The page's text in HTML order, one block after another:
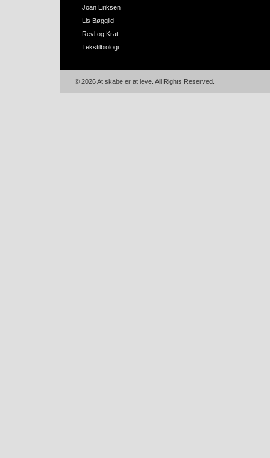
Joan Eriksen
Lis Bøggild
Revl og Krat
Tekstilbiologi
© 2026 At skabe er at leve. All Rights Reserved.